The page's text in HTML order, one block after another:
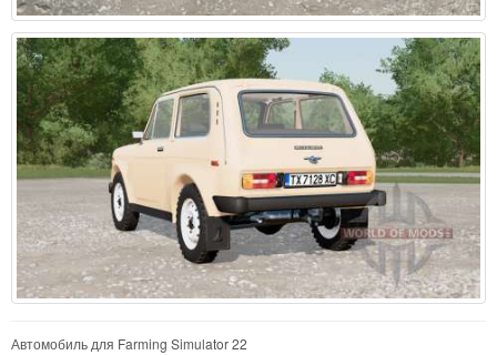
Автомобиль для Farming Simulator 22